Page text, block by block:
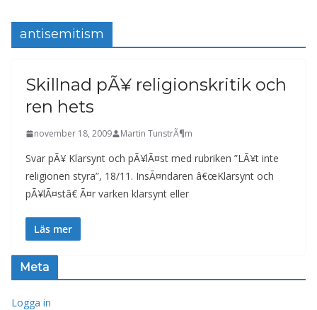
antisemitism
Skillnad pÃ¥ religionskritik och
ren hets
november 18, 2009 Martin TunstrÃ¶m
Svar pÃ¥ Klarsynt och pÃ¥lÃ¤st med rubriken ”LÃ¥t inte
religionen styra”, 18/11. InsÃ¤ndaren â€œKlarsynt och
pÃ¥lÃ¤stâ€ Ã¤r varken klarsynt eller
Läs mer
Meta
Logga in